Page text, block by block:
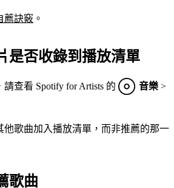
薦訣竅 。
是否收錄到播放清單
查看 Spotify for Artists 的 音樂 >
他歌曲加入播放清單，而非推薦的那一
歌曲